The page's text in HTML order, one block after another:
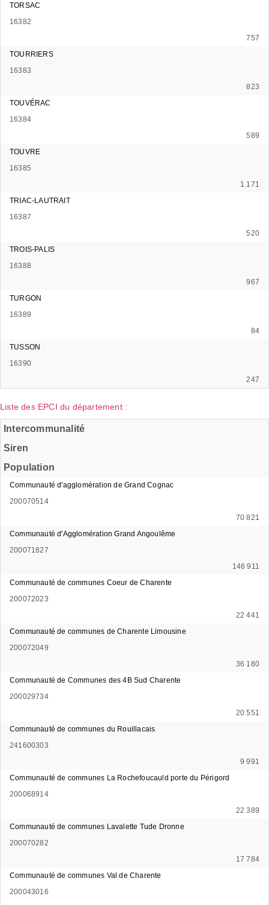
TORSAC
16382
757
TOURRIERS
16383
823
TOUVÉRAC
16384
589
TOUVRE
16385
1 171
TRIAC-LAUTRAIT
16387
520
TROIS-PALIS
16388
967
TURGON
16389
84
TUSSON
16390
247
Liste des EPCI du département :
Intercommunalité
Siren
Population
Communauté d'agglomération de Grand Cognac
200070514
70 821
Communauté d'Agglomération Grand Angoulême
200071827
146 911
Communauté de communes Coeur de Charente
200072023
22 441
Communauté de communes de Charente Limousine
200072049
36 180
Communauté de Communes des 4B Sud Charente
200029734
20 551
Communauté de communes du Rouillacais
241600303
9 991
Communauté de communes La Rochefoucauld porte du Périgord
200068914
22 389
Communauté de communes Lavalette Tude Dronne
200070282
17 784
Communauté de communes Val de Charente
200043016